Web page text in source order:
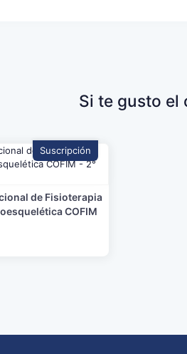
Si te gusto el
Suscripción
de Fisioterapia
COFIM